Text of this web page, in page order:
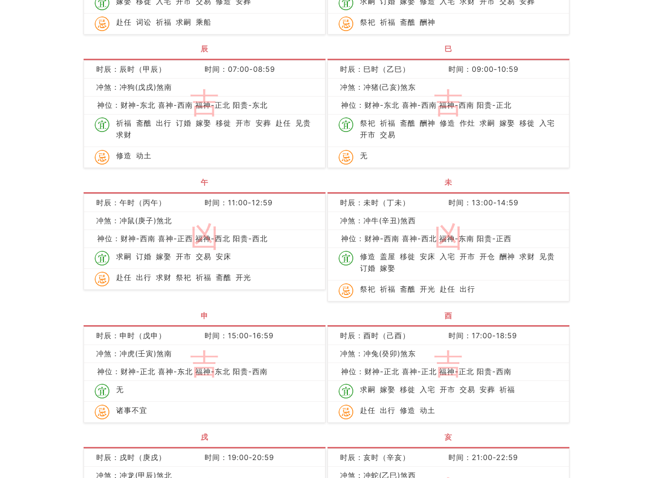
赴任 词讼 祈福 求嗣 乘船 祭祀 祈福 斋醮 酬神
辰
吉
时辰：辰时（甲辰）
时间：07:00-08:59
冲煞：冲狗(戊戌)煞南
神位：财神-东北 喜神-西南 福神-正北 阳贵-东北
祈福 斋醮 出行 订婚 嫁娶 移徙 开市 安葬 赴任
见贵
求财
修造 动土
巳
吉
时辰：巳时（乙巳）
时间：09:00-10:59
冲煞：冲猪(己亥)煞东
神位：财神-东北 喜神-西南 福神-西南 阳贵-正北
祭祀 祈福 斋醮 酬神 修造 作灶 求嗣 嫁娶 移徙
入宅
开市 交易
无
午
凶
时辰：午时（丙午）
时间：11:00-12:59
冲煞：冲鼠(庚子)煞北
神位：财神-西南 喜神-正西 福神-西北 阳贵-西北
求嗣 订婚 嫁娶 开市 交易 安床
赴任 出行 求财 祭祀 祈福 斋醮 开光
未
凶
时辰：未时（丁未）
时间：13:00-14:59
冲煞：冲牛(辛丑)煞西
神位：财神-西南 喜神-西北 福神-东南 阳贵-正西
修造 盖屋 移徙 安床 入宅 开市 开仓 酬神 求财
见贵
订婚 嫁娶
祭祀 祈福 斋醮 开光 赴任 出行
申
吉
时辰：申时（戊申）
时间：15:00-16:59
冲煞：冲虎(壬寅)煞南
神位：财神-正北 喜神-东北 福神-东北 阳贵-西南
无
诸事不宜
酉
吉
时辰：酉时（己酉）
时间：17:00-18:59
冲煞：冲兔(癸卯)煞东
神位：财神-正北 喜神-正北 福神-正北 阳贵-西南
求嗣 嫁娶 移徙 入宅 开市 交易 安葬 祈福
赴任 出行 修造 动土
戌
时辰：戌时（庚戌）
时间：19:00-20:59
冲煞：冲龙(甲辰)煞北
亥
时辰：亥时（辛亥）
时间：21:00-22:59
冲煞：冲蛇(乙巳)煞西